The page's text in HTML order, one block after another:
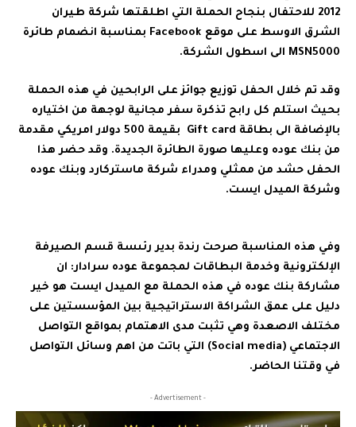
2012 للاحتفال بنجاح الحملة التي اطلقتها شركة طيران
الشرق الاوسط على موقع Facebook بمناسبة انضمام طائرة
MSN5000 الى اسطول الشركة.
وقد تم خلال الحفل توزيع جوائز على الرابحين في هذه الحملة
بحيث استلم كل رابح تذكرة سفر مجانية لوجهة من اختياره
بالإضافة الى بطاقة Gift card بقيمة 500 دولار امريكي مقدمة
من بنك عوده وعليها صورة الطائرة الجديدة. وقد حضر هذا
الحفل حشد من ممثلي ومدراء شركة ماستركارد وبنك عوده
وشركة الميدل ايست.
وفي هذه المناسبة صرحت رندة بدير رئىسة قسم الصيرفة
الإلكترونية وخدمة البطاقات لمجموعة عوده سرادار: ان
مشاركة بنك عوده في هذه الحملة مع الميدل ايست هو خير
دليل على عمق الشراكة الاستراتيجية بين المؤسستين على
مختلف الاصعدة وهي تثبت مدى الاهتمام بمواقع التواصل
الاجتماعي (Social media) التي باتت من اهم وسائل التواصل
في وقتنا الحاضر.
- Advertisement -